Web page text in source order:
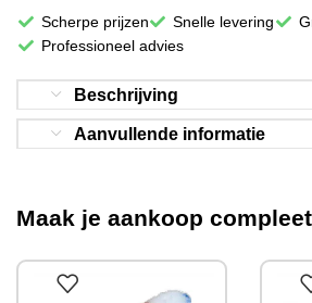
Scherpe prijzen Snelle levering
Professioneel advies
Beschrijving
Aanvullende informatie
Maak je aankoop compleet